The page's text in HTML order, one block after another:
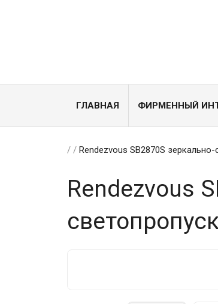
ГЛАВНАЯ ФИРМЕННЫЙ
/ / Rendezvous SB2870S
Rendezvous